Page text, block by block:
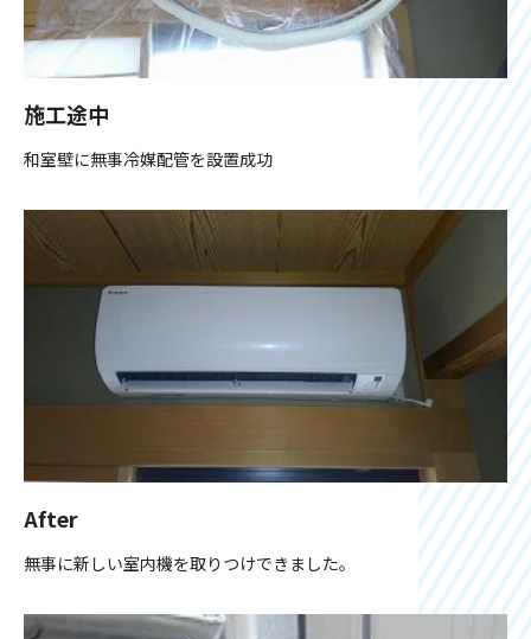
施工途中
和室壁に無事冷媒配管を設置成功
After
無事に新しい室内機を取りつけできました。